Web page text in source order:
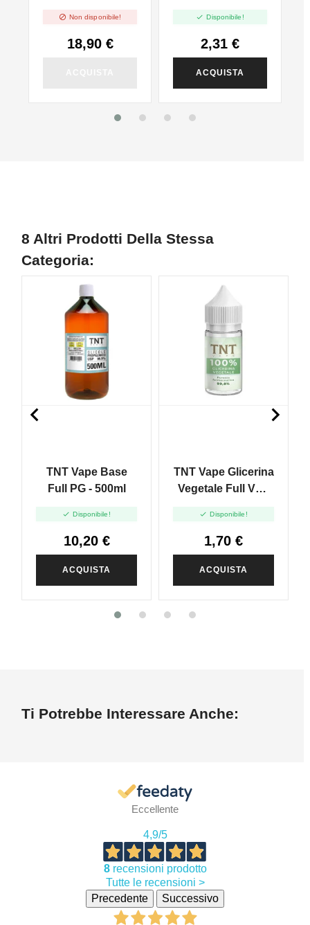
Svapo - Mix And
Vape - 30ml
 Non disponibile!
18,90 €
 Disponibile!
2,31 €
ACQUISTA
8 Altri Prodotti Della Stessa
Categoria:
TNT Vape Base
Full PG - 500ml
 Disponibile!
10,20 €
ACQUISTA
TNT Vape Glicerina
Vegetale Full VG -
 Disponibile!
1,70 €
ACQUISTA
 
Ti Potrebbe Interessare Anche:
Eccellente
4,9/5
8recensioni prodotto
Tutte le recensioni >
Precedente
Successivo